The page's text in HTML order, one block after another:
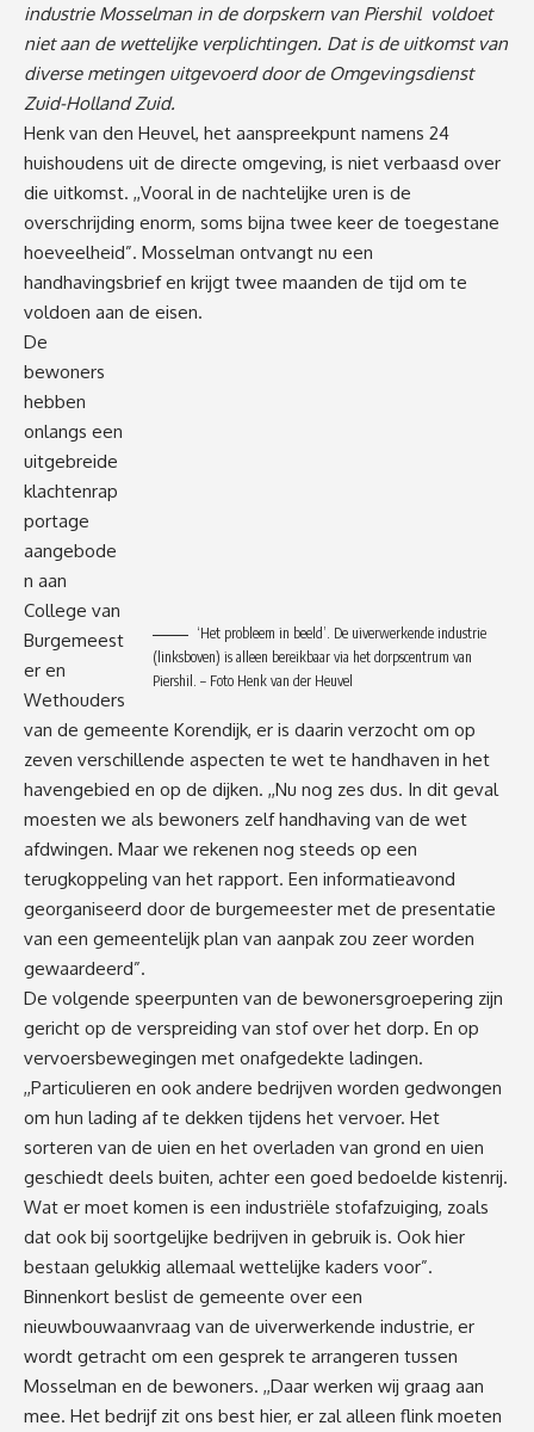
industrie Mosselman in de dorpskern van Piershil voldoet
niet aan de wettelijke verplichtingen. Dat is de uitkomst van
diverse metingen uitgevoerd door de Omgevingsdienst
Zuid-Holland Zuid.
Henk van den Heuvel, het aanspreekpunt namens 24
huishoudens uit de directe omgeving, is niet verbaasd over
die uitkomst. ,,Vooral in de nachtelijke uren is de
overschrijding enorm, soms bijna twee keer de toegestane
hoeveelheid”. Mosselman ontvangt nu een
handhavingsbrief en krijgt twee maanden de tijd om te
voldoen aan de eisen.
‘Het probleem in beeld’. De uiverwerkende industrie
(linksboven) is alleen bereikbaar via het dorpscentrum van
Piershil. – Foto Henk van der Heuvel
De
bewoners
hebben
onlangs een
uitgebreide
klachtenrap
portage
aangebode
n aan
College van
Burgemeest
er en
Wethouders
van de gemeente Korendijk, er is daarin verzocht om op
zeven verschillende aspecten te wet te handhaven in het
havengebied en op de dijken. ,,Nu nog zes dus. In dit geval
moesten we als bewoners zelf handhaving van de wet
afdwingen. Maar we rekenen nog steeds op een
terugkoppeling van het rapport. Een informatieavond
georganiseerd door de burgemeester met de presentatie
van een gemeentelijk plan van aanpak zou zeer worden
gewaardeerd”.
De volgende speerpunten van de bewonersgroepering zijn
gericht op de verspreiding van stof over het dorp. En op
vervoersbewegingen met onafgedekte ladingen.
,,Particulieren en ook andere bedrijven worden gedwongen
om hun lading af te dekken tijdens het vervoer. Het
sorteren van de uien en het overladen van grond en uien
geschiedt deels buiten, achter een goed bedoelde kistenrij.
Wat er moet komen is een industriële stofafzuiging, zoals
dat ook bij soortgelijke bedrijven in gebruik is. Ook hier
bestaan gelukkig allemaal wettelijke kaders voor”.
Binnenkort beslist de gemeente over een
nieuwbouwaanvraag van de uiverwerkende industrie, er
wordt getracht om een gesprek te arrangeren tussen
Mosselman en de bewoners. ,,Daar werken wij graag aan
mee. Het bedrijf zit ons best hier, er zal alleen flink moeten